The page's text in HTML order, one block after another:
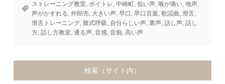
ストレーニング教室,ボイトレ,中崎町,低い声,喉が痛い,地声,
声がかすれる,外郎売, 大きい声,早口 ,早口言葉,歌謡曲,滑舌,
滑舌トレーニング, 腹式呼吸, 自分らしい声,裏声,話し声,話し
方,話し方教室,通る声,音感,音痴,高い声
検索（サイト内）